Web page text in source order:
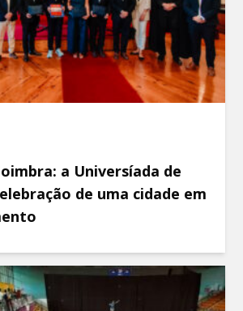
a Universíada de
de uma cidade em